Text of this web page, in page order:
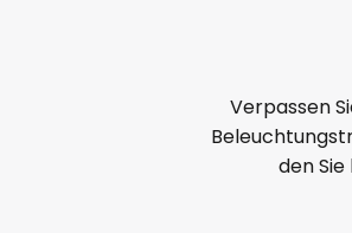
Verpassen
den